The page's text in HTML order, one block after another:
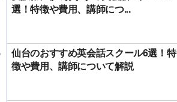
選！特徴や費用、講師につ...
仙台のおすすめ英会話スクール6選！特
徴や費用、講師について解説